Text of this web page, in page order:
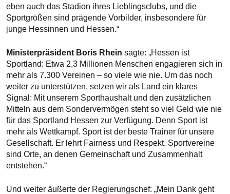
eben auch das Stadion ihres Lieblingsclubs, und die
Sportgrößen sind prägende Vorbilder, insbesondere für
junge Hessinnen und Hessen.“
Ministerpräsident Boris Rhein sagte: „Hessen ist
Sportland: Etwa 2,3 Millionen Menschen engagieren sich in
mehr als 7.300 Vereinen – so viele wie nie. Um das noch
weiter zu unterstützen, setzen wir als Land ein klares
Signal: Mit unserem Sporthaushalt und den zusätzlichen
Mitteln aus dem Sondervermögen steht so viel Geld wie nie
für das Sportland Hessen zur Verfügung. Denn Sport ist
mehr als Wettkampf. Sport ist der beste Trainer für unsere
Gesellschaft. Er lehrt Fairness und Respekt. Sportvereine
sind Orte, an denen Gemeinschaft und Zusammenhalt
entstehen.“
Und weiter äußerte der Regierungschef: „Mein Dank geht